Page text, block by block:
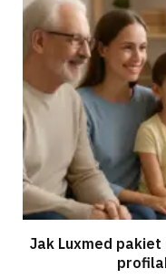
Jak Luxmed pakiet